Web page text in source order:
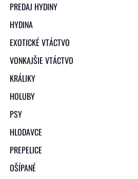
PREDAJ HYDINY
HYDINA
EXOTICKÉ VTÁCTVO
VONKAJŠIE VTÁCTVO
KRÁLIKY
HOLUBY
PSY
HLODAVCE
PREPELICE
OŠÍPANÉ